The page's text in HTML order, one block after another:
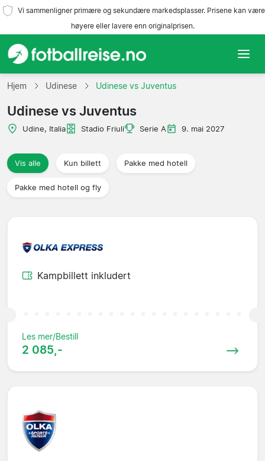
Vi sammenligner primære og sekundære markedsplasser. Prisene kan være
høyere eller lavere enn originalprisen.
Hjem
Lag
Reisebyråer
Hjem Udinese Udinese vs Juventus
Udinese vs Juventus
Udine, Italia Stadio Friuli Serie A 9. mai 2027
Vis alle Kun billett Pakke med hotell
Pakke med hotell og fly
Kampbillett inkludert
Les mer/Bestill
2 085,-